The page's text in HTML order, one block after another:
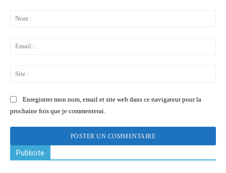
Enregistrer mon nom, email et site web dans ce navigateur pour la
prochaine fois que je commenterai.
Publicite